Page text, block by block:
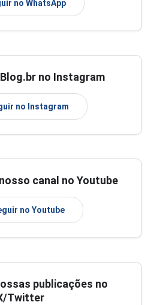
no WhatsApp
no Instagram
no Instagram
canal no Youtube
no Youtube
publicações no
Twitter